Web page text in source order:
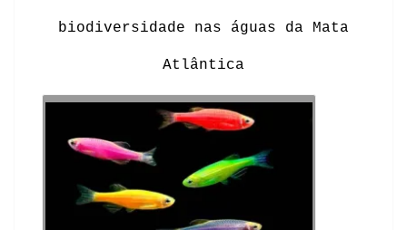
biodiversidade nas águas da Mata
Atlântica